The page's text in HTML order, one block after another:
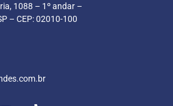
1088 – 1º andar –
– CEP: 02010-100